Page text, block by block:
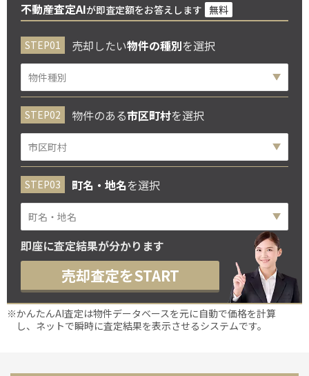
不動産査定AIが即査定額をお答えします 無料
売却したい物件の種別を選択
物件のある市区町村を選択
町名・地名を選択
即座に査定結果が分かります
売却査定をSTART
※かんたんAI査定は物件データベースを元に自動で価格を計算
し、ネットで瞬時に査定結果を表示させるシステムです。